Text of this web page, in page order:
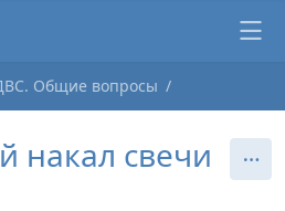
Общие вопросы
накал свечи